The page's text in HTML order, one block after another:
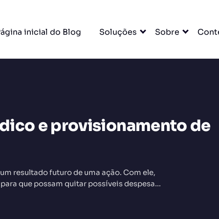
inicial do Blog Soluções Sobre
e provisionamento de
resultado futuro de uma ação. Com ele,
que possam quitar possíveis despesas